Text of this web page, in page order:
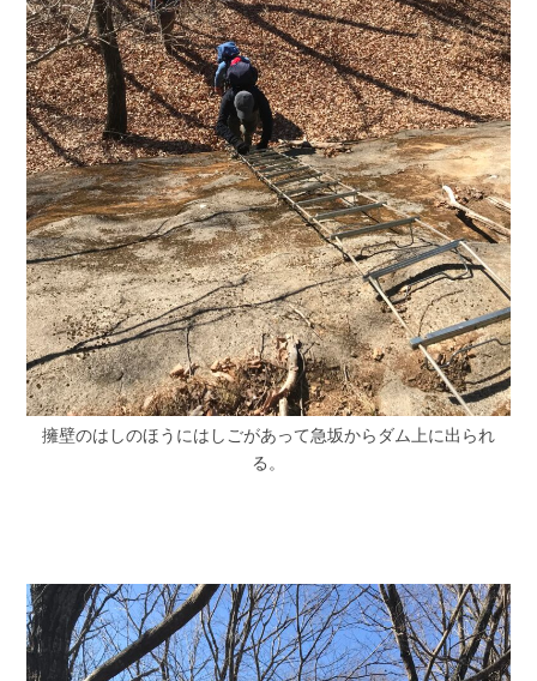
擁壁のはしのほうにはしごがあって急坂からダム上に出られ
る。